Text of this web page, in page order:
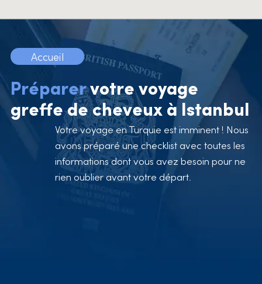
Accueil
Préparervotre voyage
greffe de cheveux à Istanbul
Votre voyage en Turquie est imminent ! Nous
avons préparé une checklist avec toutes les
informations dont vous avez besoin pour ne
rien oublier avant votre départ.